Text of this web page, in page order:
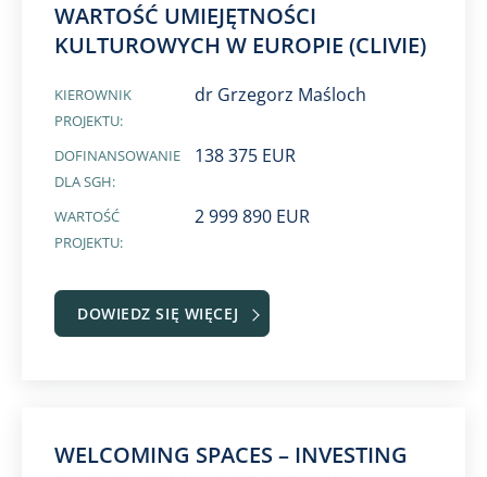
WARTOŚĆ UMIEJĘTNOŚCI
KULTUROWYCH W EUROPIE (CLIVIE)
KIEROWNIK
PROJEKTU:
dr Grzegorz Maśloch
DOFINANSOWANIE
DLA SGH:
138 375 EUR
WARTOŚĆ
PROJEKTU:
2 999 890 EUR
DOWIEDZ SIĘ WIĘCEJ
WELCOMING SPACES – INVESTING